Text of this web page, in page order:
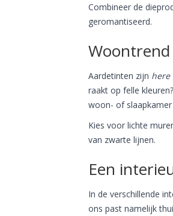
Combineer de
geromantiseerd.
Aardetinten zijn here
raakt op felle
woon- of
Kies voor lichte
van zwarte lijnen.
Een
In de verschillende
ons past namelijk